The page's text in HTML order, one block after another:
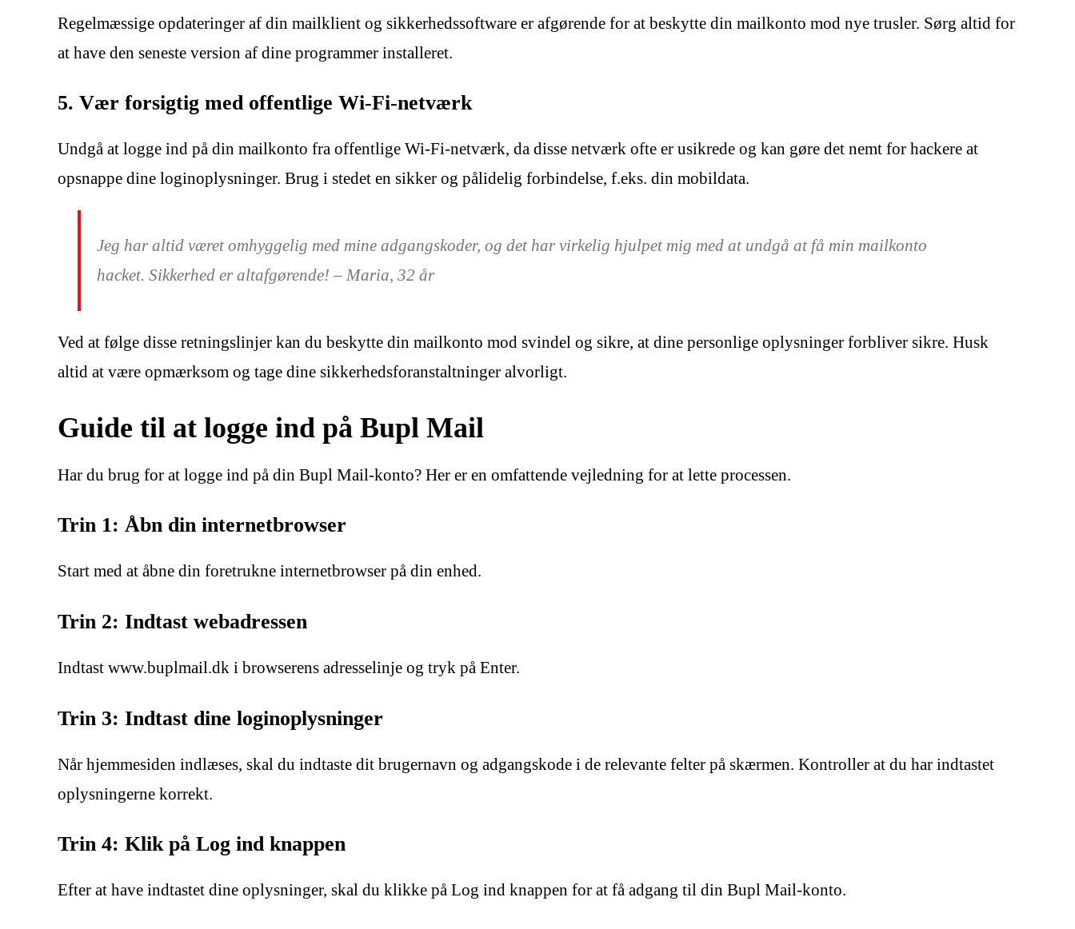
Regelmæssige opdateringer af din mailklient og sikkerhedssoftware er afgørende for at beskytte din mailkonto mod nye trusler. Sørg altid for
at have den seneste version af dine programmer installeret.
5. Vær forsigtig med offentlige Wi-Fi-netværk
Undgå at logge ind på din mailkonto fra offentlige Wi-Fi-netværk, da disse netværk ofte er usikrede og kan gøre det nemt for hackere at
opsnappe dine loginoplysninger. Brug i stedet en sikker og pålidelig forbindelse, f.eks. din mobildata.
Jeg har altid været omhyggelig med mine adgangskoder, og det har virkelig hjulpet mig med at undgå at få min mailkonto
hacket. Sikkerhed er altafgørende! – Maria, 32 år
Ved at følge disse retningslinjer kan du beskytte din mailkonto mod svindel og sikre, at dine personlige oplysninger forbliver sikre. Husk
altid at være opmærksom og tage dine sikkerhedsforanstaltninger alvorligt.
Guide til at logge ind på Bupl Mail
Har du brug for at logge ind på din Bupl Mail-konto? Her er en omfattende vejledning for at lette processen.
Trin 1: Åbn din internetbrowser
Start med at åbne din foretrukne internetbrowser på din enhed.
Trin 2: Indtast webadressen
Indtast www.buplmail.dk i browserens adresselinje og tryk på Enter.
Trin 3: Indtast dine loginoplysninger
Når hjemmesiden indlæses, skal du indtaste dit brugernavn og adgangskode i de relevante felter på skærmen. Kontroller at du har indtastet
oplysningerne korrekt.
Trin 4: Klik på Log ind knappen
Efter at have indtastet dine oplysninger, skal du klikke på Log ind knappen for at få adgang til din Bupl Mail-konto.